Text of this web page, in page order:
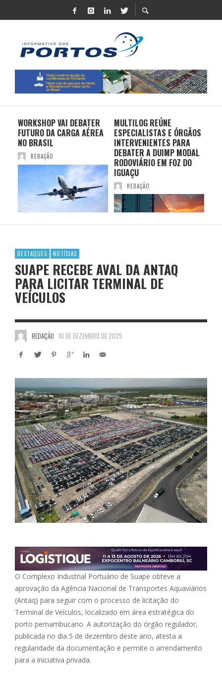
WORKSHOP VAI DEBATER
FUTURO DA CARGA AÉREA
NO BRASIL
REDAÇÃO
MULTILOG REÚNE
ESPECIALISTAS E ÓRGÃOS
INTERVENIENTES PARA
DEBATER A DUIMP MODAL
RODOVIÁRIO EM FOZ DO
IGUAÇU
REDAÇÃO
DESTAQUES NOTÍCIAS
SUAPE RECEBE AVAL DA ANTAQ
PARA LICITAR TERMINAL DE
VEÍCULOS
REDAÇÃO 10 DE DEZEMBRO DE 2025
O Complexo Industrial Portuário de Suape obteve a
aprovação da Agência Nacional de Transportes Aquaviários
(Antaq) para seguir com o processo de licitação do
Terminal de Veículos, localizado em área estratégica do
porto pernambucano. A autorização do órgão regulador,
publicada no dia 5 de dezembro deste ano, atesta a
regularidade da documentação e permite o arrendamento
para a iniciativa privada.